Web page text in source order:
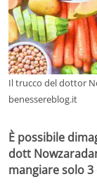
Il trucco del dottor
benessereblog.it
È possibile
dott
mangiare solo 3